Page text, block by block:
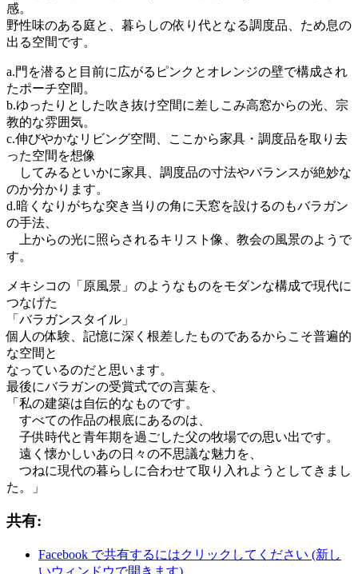
感。
野性味のある庭と、暮らしの依り代となる調度品、ため息の
出る空間です。
a.門を潜ると目前に広がるピンクとオレンジの壁で構成され
たポーチ空間。
b.ゆったりとした吹き抜け空間に差しこみ高窓からの光、宗
教的な雰囲気。
c.伸びやかなリビング空間、ここから家具・調度品を取り去
った空間を想像
してみるといかに家具、調度品の寸法やバランスが絶妙な
のか分かります。
d.暗くなりがちな突き当りの角に天窓を設けるのもバラガン
の手法、
上からの光に照らされるキリスト像、教会の風景のようで
す。
メキシコの「原風景」のようなものをモダンな構成で現代に
つなげた
「バラガンスタイル」
個人の体験、記憶に深く根差したものであるからこそ普遍的
な空間と
なっているのだと思います。
最後にバラガンの受賞式での言葉を、
「私の建築は自伝的なものです。
すべての作品の根底にあるのは、
子供時代と青年期を過ごした父の牧場での思い出です。
遠く懐かしいあの日々の不思議な魅力を、
つねに現代の暮らしに合わせて取り入れようとしてきまし
た。」
共有:
Facebook で共有するにはクリックしてください (新し
いウィンドウで開きます)